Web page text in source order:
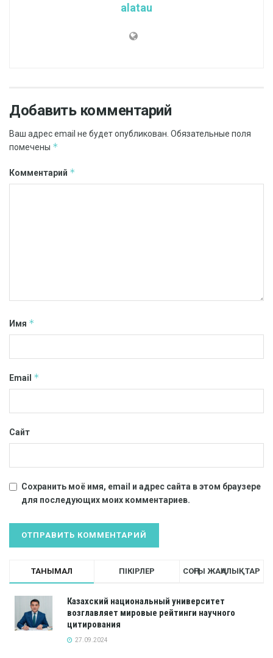
alatau
Добавить комментарий
Ваш адрес email не будет опубликован. Обязательные поля
помечены *
Комментарий *
Имя *
Email *
Сайт
Сохранить моё имя, email и адрес сайта в этом браузере
для последующих моих комментариев.
ТАНЫМАЛ ПІКІРЛЕР СОҢҒЫ ЖАҢАЛЫҚТАР
Казахский национальный университет
возглавляет мировые рейтинги научного
цитирования
27.09.2024